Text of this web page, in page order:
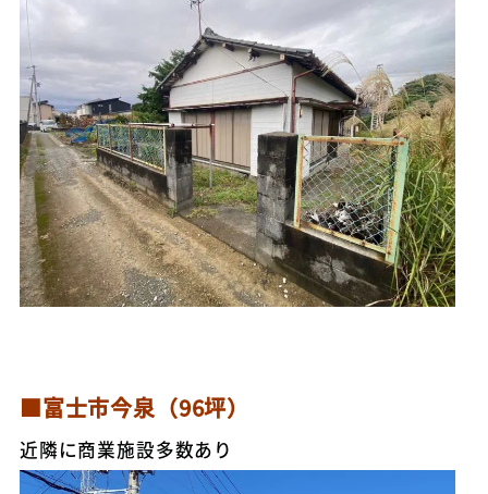
■富士市今泉（96坪）
近隣に商業施設多数あり